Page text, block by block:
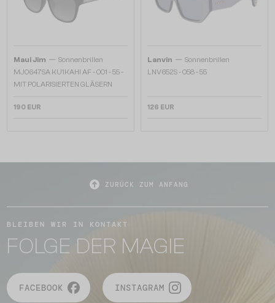
Maui Jim — Sonnenbrillen
MJ0647SA KU'IKAHI AF - 001 - 55 -
MIT POLARISIERTEN GLÄSERN
190 EUR
Lanvin — Sonnenbrillen
LNV652S - 058 - 55
126 EUR
ZURÜCK ZUM ANFANG
BLEIBEN WIR IN KONTAKT
FOLGE DER MAGIE
FACEBOOK INSTAGRAM